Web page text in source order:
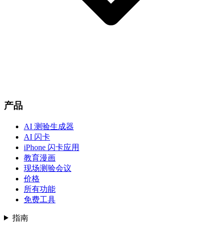
产品
AI 测验生成器
AI 闪卡
iPhone 闪卡应用
教育漫画
现场测验会议
价格
所有功能
免费工具
指南